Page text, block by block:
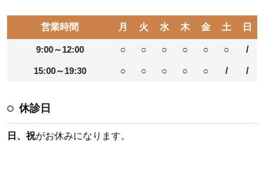
営業時間 月 火 水 木 金 土 日
9:00～12:00 ○ ○ ○ ○ ○ ○ /
15:00～19:30 ○ ○ ○ ○ ○ / /
休診日
日、祝がお休みになります。